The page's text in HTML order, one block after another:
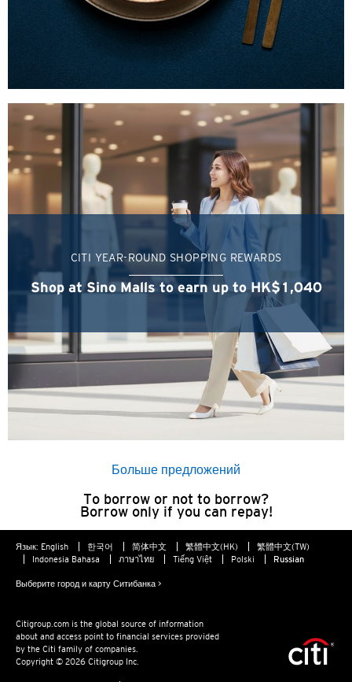
CITI YEAR-ROUND SHOPPING REWARDS
Shop at Sino Malls to earn up to HK$1,040
Больше предложений
To borrow or not to borrow?
Borrow only if you can repay!
Язык: English 한국어 简体中文 繁體中文(HK)
繁體中文(TW)
Indonesia Bahasa
ภาษาไทย Tiếng Việt Polski Russian
Выберите город и карту Ситибанка >
Citigroup.com is the global source of information
about and access point to financial services provided
by the Citi family of companies.
Copyright © 2026 Citigroup Inc.
Токио, Japan
Остров Гонконг, Hong Kong
K
Коулун, Hong Kong
Новые Территории, Hong Kong
Гонконг
Остров Гонконг, Hong Kong
Коулун, Hong Kong
Новые Территории, Hong Kong
S
ЯЗЫК